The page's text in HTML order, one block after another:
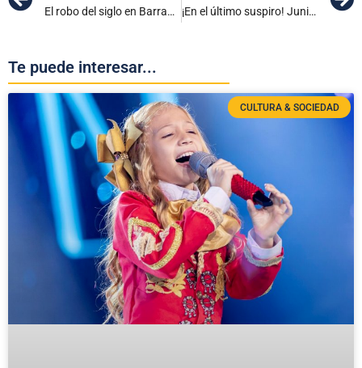
El robo del siglo en Barranquilla: Capturan a varios sindicados ¡En el último suspiro! Junior revive tras empatar 2-2 frente al Once Caldas
Te puede interesar...
CULTURA & SOCIEDAD